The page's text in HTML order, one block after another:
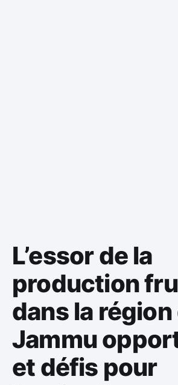
L’essor de la
production
dans la région
Jammu
et défis pour